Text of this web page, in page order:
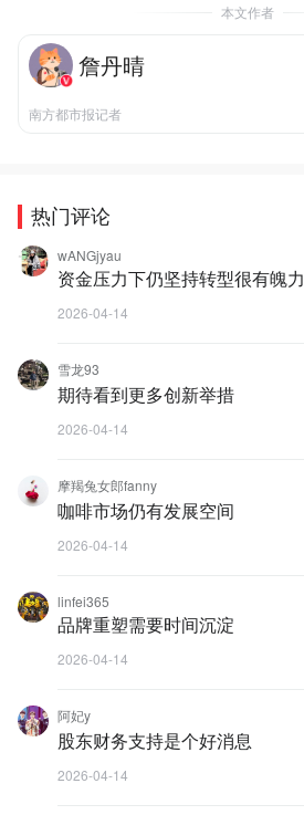
本文作者
詹丹晴
南方都市报记者
热门评论
wANGjyau
资金压力下仍坚持转型很有魄力
2026-04-14
雪龙93
期待看到更多创新举措
2026-04-14
摩羯兔女郎fanny
咖啡市场仍有发展空间
2026-04-14
linfei365
品牌重塑需要时间沉淀
2026-04-14
阿妃y
股东财务支持是个好消息
2026-04-14